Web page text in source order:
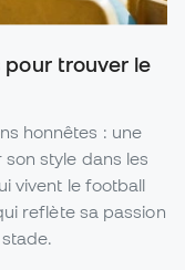
pour trouver le
honnêtes : une
style dans les
vivent le football
reflète sa passion